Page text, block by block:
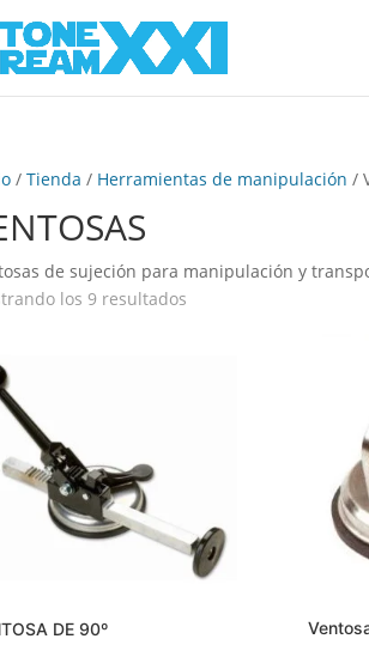
/Tienda / Herramientas de manipulación /
de sujeción para manipulación y
los 9 resultados
DE 90º